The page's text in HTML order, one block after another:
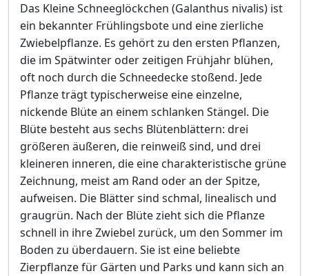
Das Kleine Schneeglöckchen (Galanthus nivalis) ist
ein bekannter Frühlingsbote und eine zierliche
Zwiebelpflanze. Es gehört zu den ersten Pflanzen,
die im Spätwinter oder zeitigen Frühjahr blühen,
oft noch durch die Schneedecke stoßend. Jede
Pflanze trägt typischerweise eine einzelne,
nickende Blüte an einem schlanken Stängel. Die
Blüte besteht aus sechs Blütenblättern: drei
größeren äußeren, die reinweiß sind, und drei
kleineren inneren, die eine charakteristische grüne
Zeichnung, meist am Rand oder an der Spitze,
aufweisen. Die Blätter sind schmal, linealisch und
graugrün. Nach der Blüte zieht sich die Pflanze
schnell in ihre Zwiebel zurück, um den Sommer im
Boden zu überdauern. Sie ist eine beliebte
Zierpflanze für Gärten und Parks und kann sich an